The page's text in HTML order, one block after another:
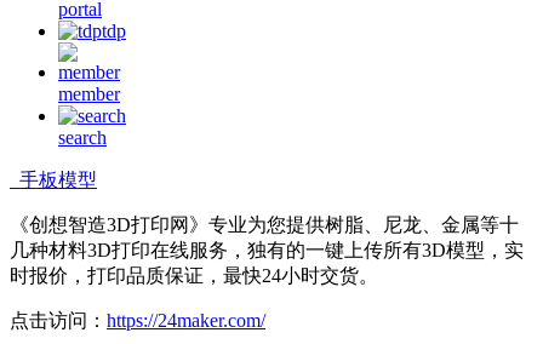
portal
tdp
member
search
手板模型
《创想智造3D打印网》专业为您提供树脂、尼龙、金属等十
几种材料3D打印在线服务，独有的一键上传所有3D模型，实
时报价，打印品质保证，最快24小时交货。
点击访问： https://24maker.com/